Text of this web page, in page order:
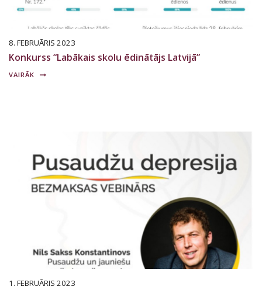
8. FEBRUĀRIS 2023
Konkurss “Labākais skolu ēdinātājs Latvijā”
VAIRĀK
1. FEBRUĀRIS 2023